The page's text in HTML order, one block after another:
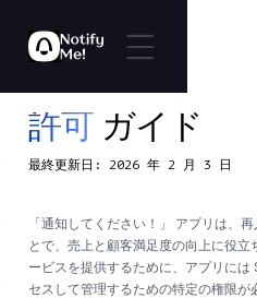
許可 ガイド
最終更新日: 2026 年 2 月 3 日
「通知してください！」 アプリは、
とで、売上と顧客満足度の向上に役
ービスを提供するために、アプリに
セスして管理するための特定の権限